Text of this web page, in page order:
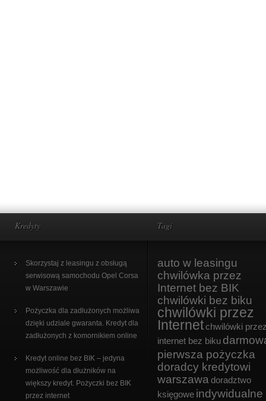
Kredyty
Skorzystaj z leasingu z obsługą
serwisową samochodu Opel Corsa
w Warszawie
Pożyczka dla zadłużonych możliwa
dzięki udziale gwaranta. Kredyt dla
zadłużonych z komornikiem online
Kredyt online bez BIK – jedyna
możliwość dla dłużników na
większy kredyt. Pożyczki bez BIK
przez internet
Tagi
auto w leasingu
chwilówka przez
Internet bez BIK
chwilówki bez biku
chwilówki przez
Internetchwilówki
internet bez biku
pierwsza pożyczka
doradcy kredytowi
warszawa doradztwo
księgowe indywidualne